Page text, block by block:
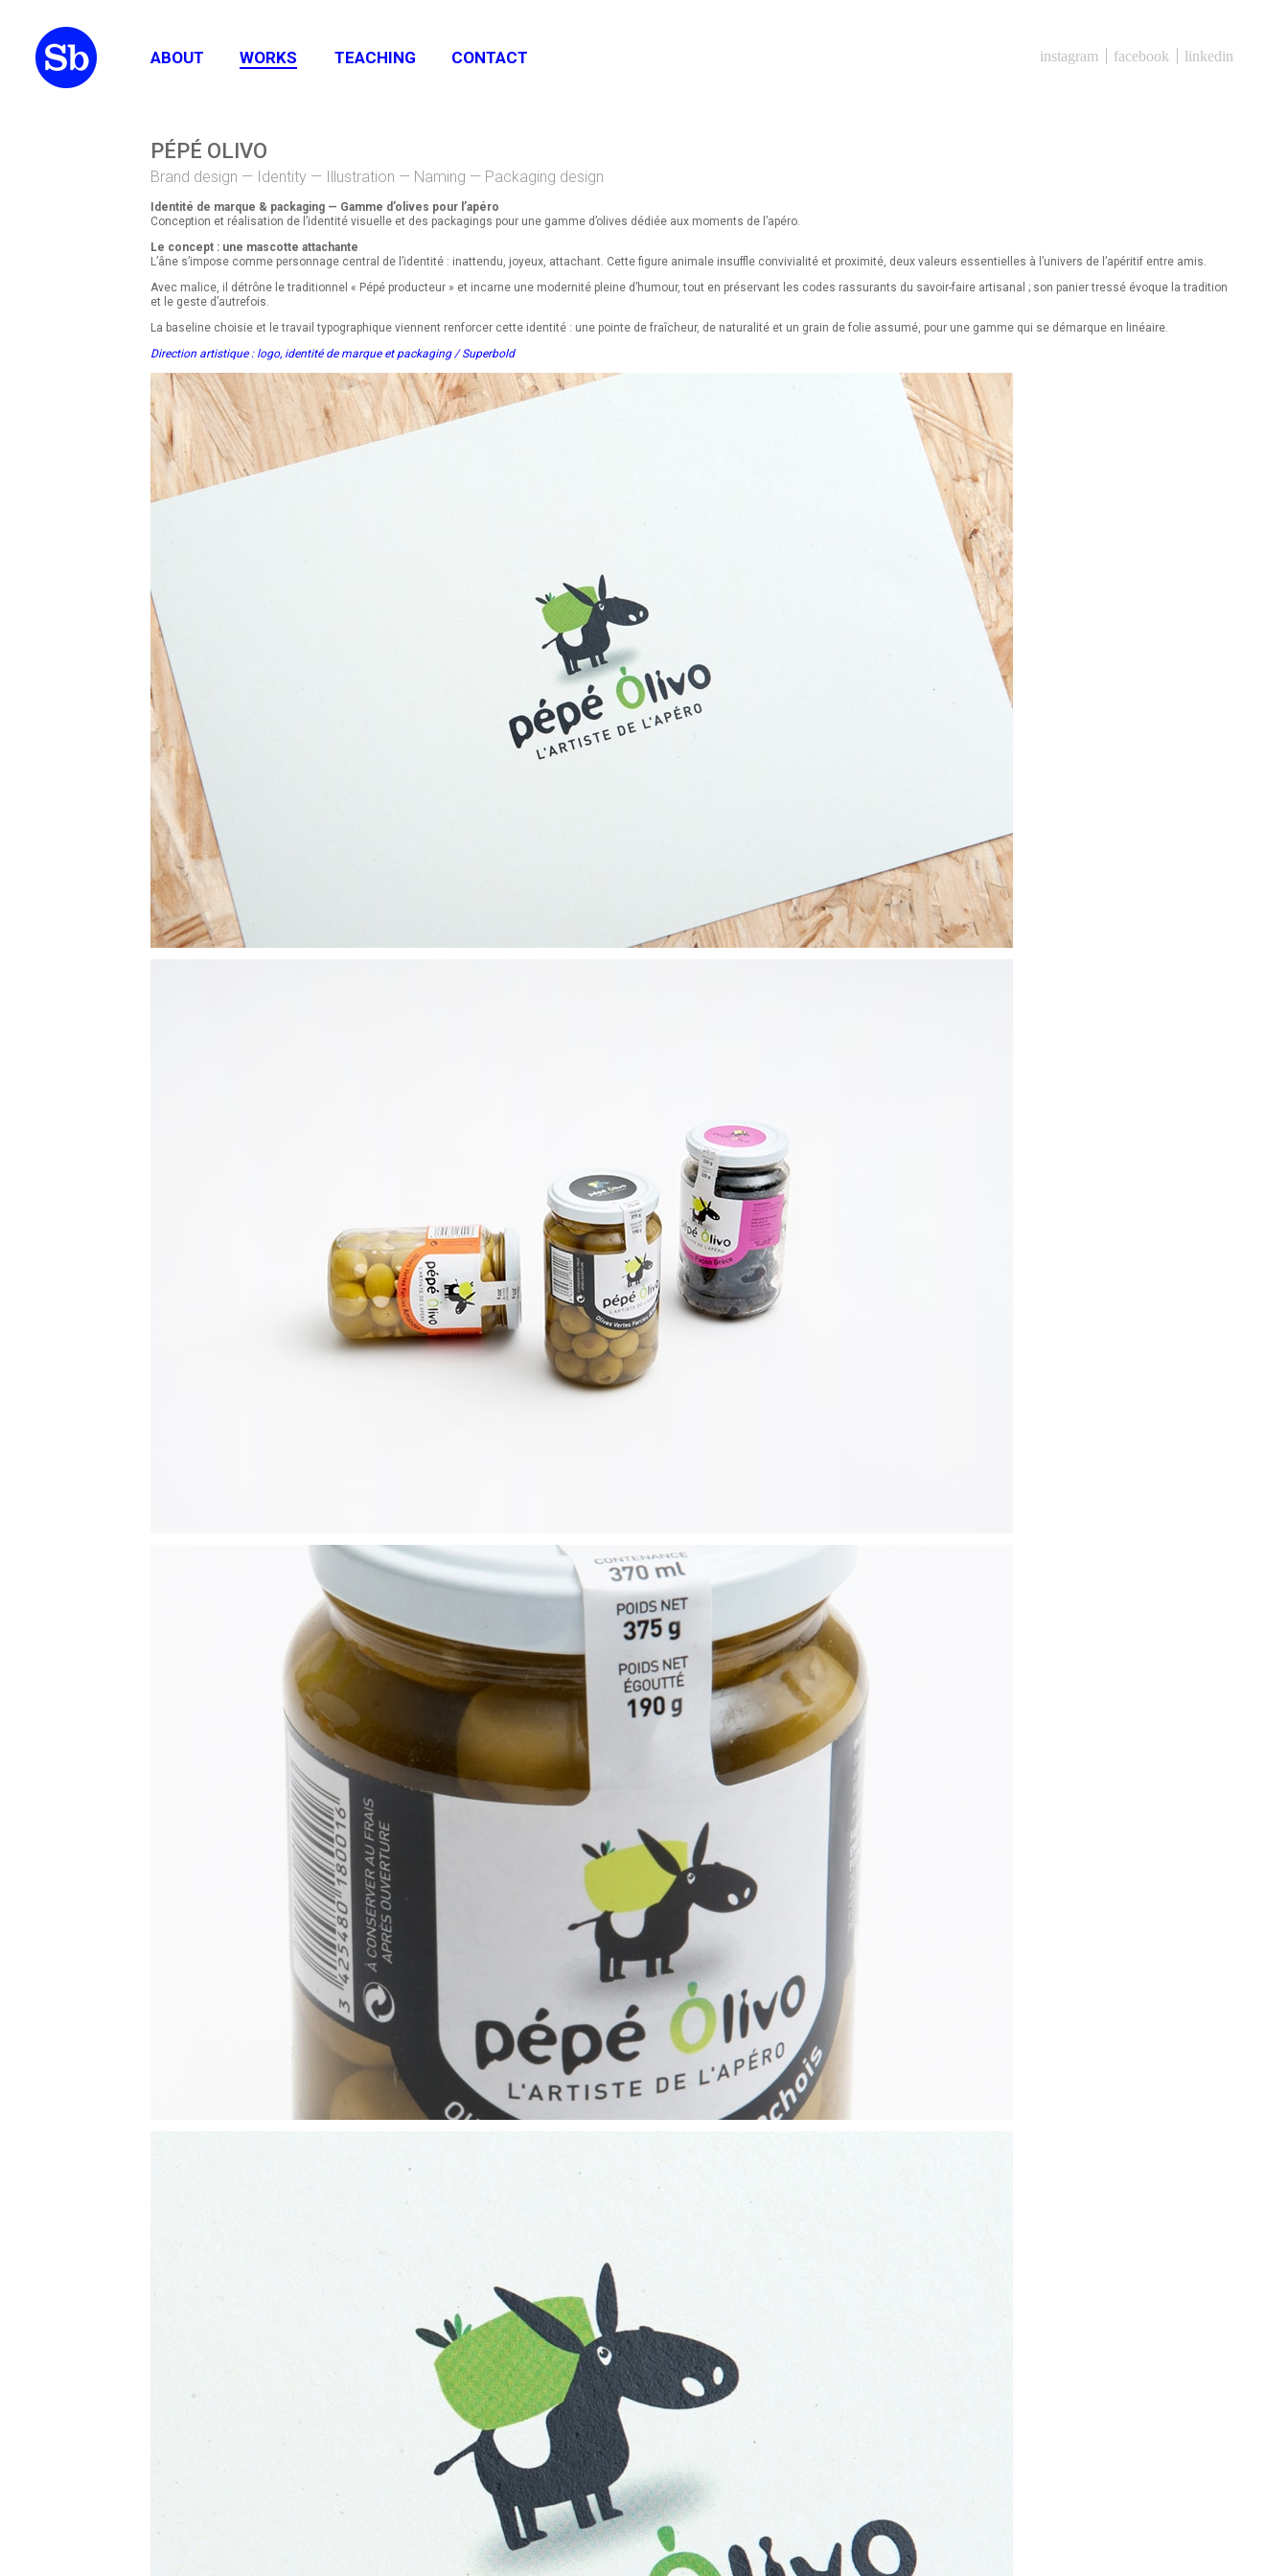
ABOUT WORKS TEACHING CONTACT instagram facebook linkedin
PÉPÉ OLIVO
Brand design — Identity — Illustration — Naming — Packaging design
Identité de marque & packaging — Gamme d’olives pour l’apéro
Conception et réalisation de l’identité visuelle et des packagings pour une gamme d’olives dédiée aux moments de l’apéro.
Le concept : une mascotte attachante
L’âne s’impose comme personnage central de l’identité : inattendu, joyeux, attachant. Cette figure animale insuffle convivialité et proximité, deux valeurs essentielles à l’univers de l’apéritif entre amis.
Avec malice, il détrône le traditionnel « Pépé producteur » et incarne une modernité pleine d’humour, tout en préservant les codes rassurants du savoir-faire artisanal ; son panier tressé évoque la tradition
et le geste d’autrefois.
La baseline choisie et le travail typographique viennent renforcer cette identité : une pointe de fraîcheur, de naturalité et un grain de folie assumé, pour une gamme qui se démarque en linéaire.
Direction artistique : logo, identité de marque et packaging / Superbold